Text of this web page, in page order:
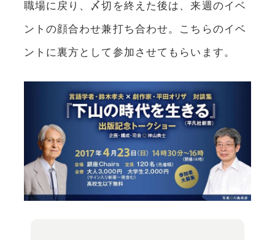
職場に戻り、〆切を終えた後は、来週のイベ
ントの顔合わせ兼打ち合わせ。こちらのイベ
ントに裏方として参加させてもらいます。